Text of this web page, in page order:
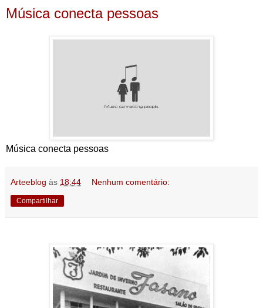
Música conecta pessoas
Música conecta pessoas
Arteeblog às 18:44 Nenhum comentário:
Compartilhar